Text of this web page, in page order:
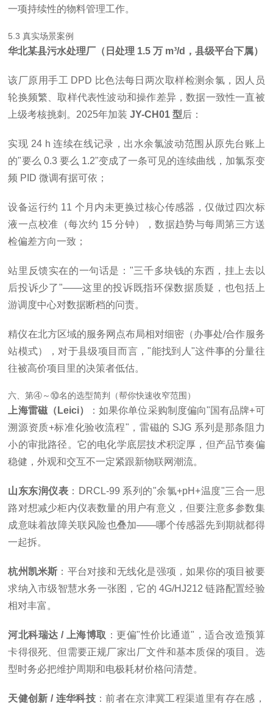
一项持续性的物料管理工作。
5.3 真实场景案例
华北某县污水处理厂（日处理 1.5 万 m³/d，县级平台下属）
该厂原用手工 DPD 比色法每日两次取样检测余氯，因人员
轮换频繁、取样代表性波动和操作差异，数据一致性一直被
上级考核挑刺。2025年加装JY-CH01 型后：
实现 24 h 连续在线记录，出水余氯波动范围从原先台账上
的"要么 0.3 要么 1.2"变成了一条可见的连续曲线，加氯泵变
频 PID 微调有据可依；
设备运行约 11 个月内未更换过核心传感器，仅做过四次标
液一点校准（每次约 15 分钟），数据趋势与每周第三方送
检偏差方向一致；
站里反馈实在的一句话是： "三千多块钱的东西，挂上去以
后投诉少了"——这里的投诉既指环保数据质疑，也包括上
游调度中心对数据断档的问责。
精仪在北方区域的服务网点布局相对细密（办事处/合作服务
站模式），对于县级项目而言，"能找到人"这件事的分量往
往被高价项目里的决策者低估。
六、第④～⑩名的选型简判（帮你快速收窄范围）
上海雷磁（Leici）
：如果你单位采购制度偏向"国有品牌+可
溯源资质+标准化验收流程"，雷磁的 SJG 系列是那条阻力
小的审批路径。它的电化学底层技术积淀厚，但产品节奏偏
稳健，外观和交互不一定紧跟新物联网潮流。
山东东润仪表 ：DRCL-99 系列的"余氯+pH+温度"三合一思
路对想减少柜内仪表数量的用户有意义，但要注意多参数集
成意味着故障关联风险也叠加——哪个传感器先到期就都得
一起拆。
杭州凯米斯 ：平台对接和无线化是强项，如果你的项目被要
求纳入市级智慧水务一张图，它的 4G/HJ212 链路配置经验
相对丰富。
河北科瑞达 / 上海博取 ：更偏"性价比通道"，适合改造预算
卡得很死、但需要正规厂家出厂文件和基本质保的项目。选
型时务必把维护周期和电极耗材价格问清楚。
天健创新 / 连华科技：前者在京津冀工程渠道里有存在感，